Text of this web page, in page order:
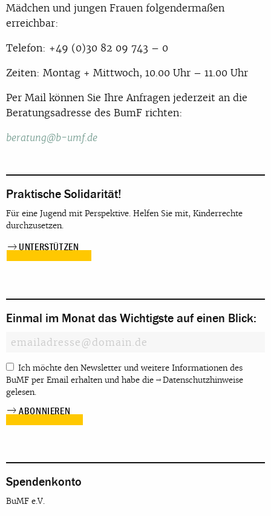
Mädchen und jungen Frauen folgendermaßen
erreichbar:
Telefon: +49 (0)30 82 09 743 – 0
Zeiten: Montag + Mittwoch, 10.00 Uhr – 11.00 Uhr
Per Mail können Sie Ihre Anfragen jederzeit an die
Beratungsadresse des BumF richten:
beratung@b-umf.de
Praktische Solidarität!
Für eine Jugend mit Perspektive. Helfen Sie mit, Kinderrechte
durchzusetzen.
UNTERSTÜTZEN
Einmal im Monat das Wichtigste auf einen Blick:
Ich möchte den Newsletter und weitere Informationen des
BuMF per Email erhalten und habe die
Datenschutzhinweise
gelesen.
Spendenkonto
BuMF e.V.